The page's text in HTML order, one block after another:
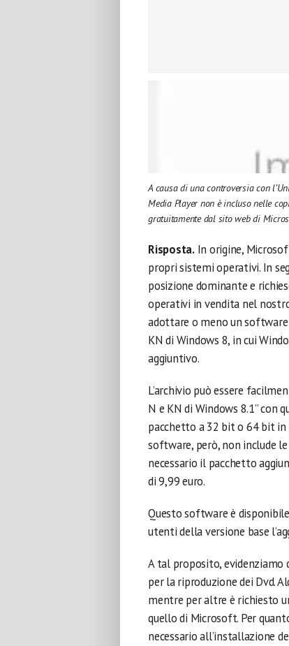
A causa di una controversia con
Media Player non è incluso nelle
gratuitamente dal sito web di
Risposta.In origine,
propri sistemi operativi. In
posizione dominante e
operativi in vendita nel
adottare o meno un
KN di Windows 8, in cui
aggiuntivo.
L’archivio può essere
N e KN di Windows 8.1” con
pacchetto a 32 bit o 64 bit
software, però, non include
necessario il pacchetto
di 9,99 euro.
Questo software è
utenti della versione base
A tal proposito, evidenziamo
per la riproduzione dei Dvd.
mentre per altre è richiesto
quello di Microsoft. Per
necessario all’installazione